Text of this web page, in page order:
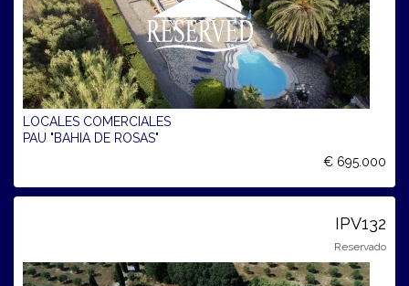
LOCALES COMERCIALES
PAU "BAHIA DE ROSAS"
€ 695.000
IPV132
Reservado